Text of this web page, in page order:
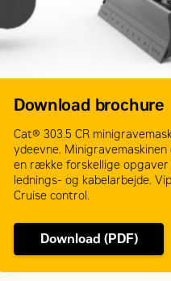
Download brochure
Cat® 303.5 CR
ydeevne.
en række forskellige
lednings- og kabelarbejde.
Cruise control.
Download (PDF)